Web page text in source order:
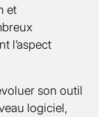
et
l’aspect
son outil
logiciel,